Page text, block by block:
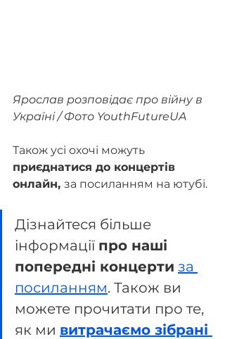
Ярослав розповідає про війну в
Україні / Фото YouthFutureUA
Також усі охочі можуть
приєднатися до концертів
онлайн, за посиланням на ютубі.
Дізнайтеся більше
інформації про наші
попередні концерти за
посиланням. Також ви
можете прочитати про те,
як ми витрачаємо зібрані